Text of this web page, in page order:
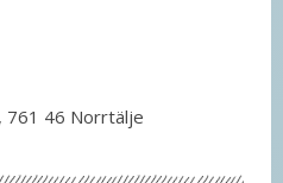
761 46 Norrtälje